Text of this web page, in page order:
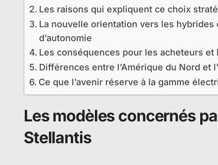
Les raisons qui expliquent ce choix
La nouvelle orientation vers les
d’autonomie
Les conséquences pour les acheteurs et
Différences entre l’Amérique du Nord et
Ce que l’avenir réserve à la gamme
Les modèles concernés
Stellantis